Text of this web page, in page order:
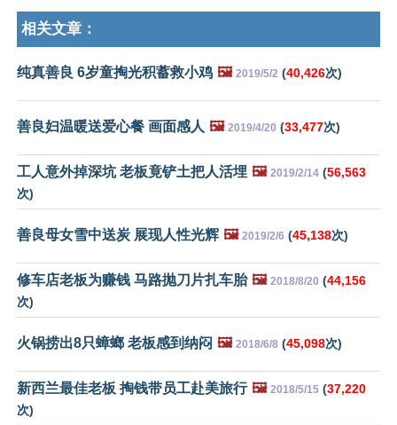
相关文章：
纯真善良 6岁童掏光积蓄救小鸡 🖼️ 2019/5/2 (40,426次)
善良妇温暖送爱心餐 画面感人 🖼️ 2019/4/20 (33,477次)
工人意外掉深坑 老板竟铲土把人活埋 🖼️ 2019/2/14 (56,563
次)
善良母女雪中送炭 展现人性光辉 🖼️ 2019/2/6 (45,138次)
修车店老板为赚钱 马路抛刀片扎车胎 🖼️ 2018/8/20 (44,156
次)
火锅捞出8只蟑螂 老板感到纳闷 🖼️ 2018/6/8 (45,098次)
新西兰最佳老板 掏钱带员工赴美旅行 🖼️ 2018/5/15 (37,220
次)